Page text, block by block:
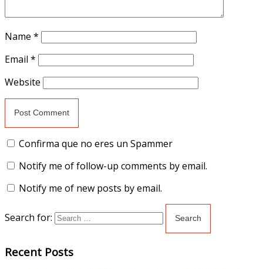
Name *
Email *
Website
Confirma que no eres un Spammer
Notify me of follow-up comments by email.
Notify me of new posts by email.
Search for:
Recent Posts